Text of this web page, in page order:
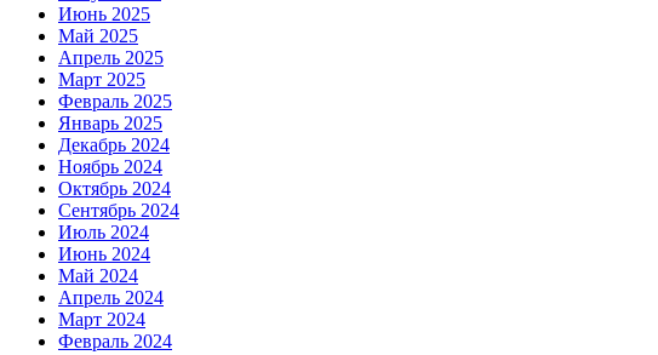
Июнь 2025
Май 2025
Апрель 2025
Март 2025
Февраль 2025
Январь 2025
Декабрь 2024
Ноябрь 2024
Октябрь 2024
Сентябрь 2024
Июль 2024
Июнь 2024
Май 2024
Апрель 2024
Март 2024
Февраль 2024